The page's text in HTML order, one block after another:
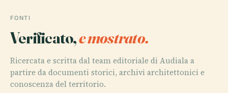
FONTI
Verificato,e mostrato.
Ricercata e scritta dal team editoriale di Audiala a
partire da documenti storici, archivi architettonici e
conoscenza del territorio.